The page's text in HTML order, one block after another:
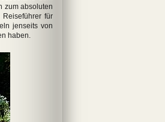
in Versen
zum absoluten
für
jenseits von
haben.